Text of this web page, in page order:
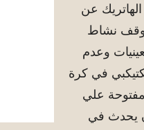
عن
نشاط
وعدم
في كرة
مفتوحة علي
يحدث في